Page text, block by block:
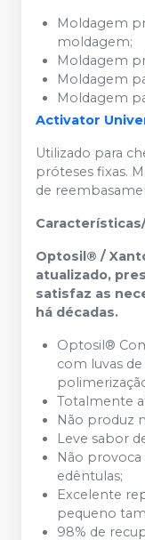
Moldagem
moldagem;
Moldagem
Moldagem
Moldagem
Activator
Utilizado para
próteses fixas.
de
Optosil® /
atualizado,
satisfaz as
há décadas.
Optosil®
com luvas
Totalmente
Não produz
Leve sabor
Não provoca
edêntulas;
Excelente
pequeno
98% de